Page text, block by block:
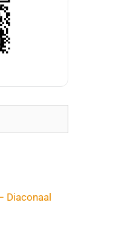
Diaconaal